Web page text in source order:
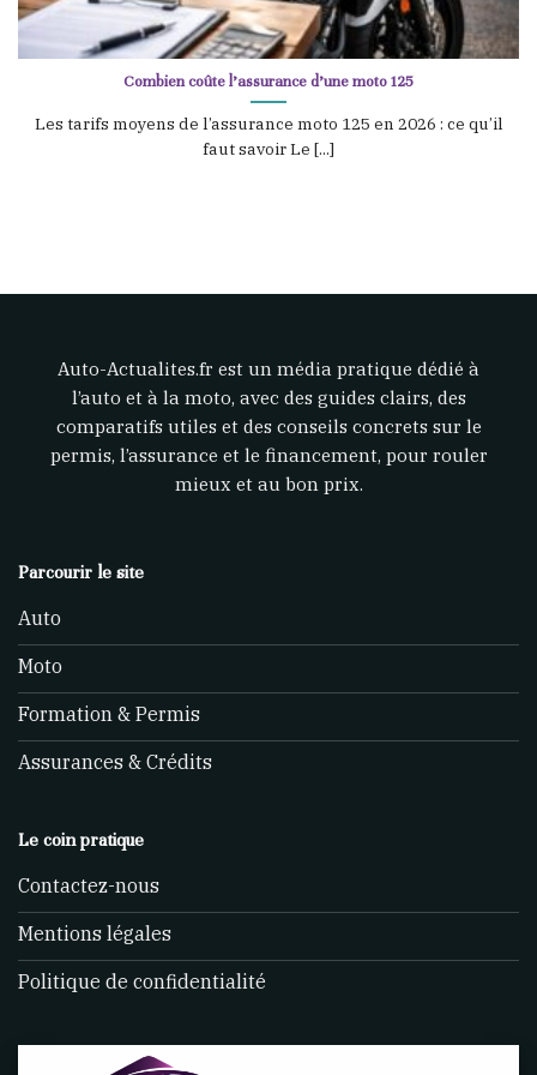
Combien coûte l’assurance d’une moto 125
Les tarifs moyens de l’assurance moto 125 en 2026 : ce qu’il
faut savoir Le [...]
Auto-Actualites.fr est un média pratique dédié à
l’auto et à la moto, avec des guides clairs, des
comparatifs utiles et des conseils concrets sur le
permis, l’assurance et le financement, pour rouler
mieux et au bon prix.
Parcourir le site
Auto
Moto
Formation & Permis
Assurances & Crédits
Le coin pratique
Contactez-nous
Mentions légales
Politique de confidentialité